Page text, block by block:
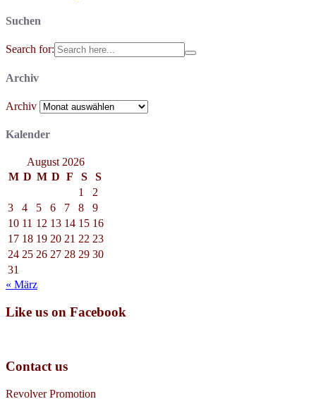
Suchen
Search for:
Archiv
Archiv
Kalender
August 2026
M D M D F S
S
1
2
3
4 5 6 7 8
9
10 11 12 13 14 15 16
17 18 19 20 21 22 23
24 25 26 27 28 29 30
31
« März
Like us on Facebook
Contact us
Revolver Promotion